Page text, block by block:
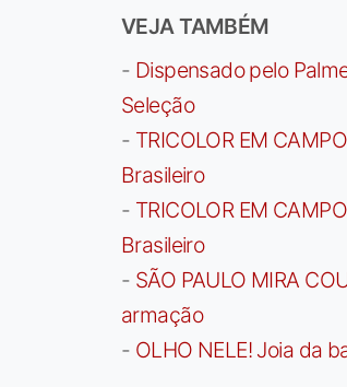
VEJA TAMBÉM
- Dispensado pelo
Seleção
- TRICOLOR EM
Brasileiro
- TRICOLOR EM
Brasileiro
- SÃO PAULO MIRA
armação
- OLHO NELE! Joia da